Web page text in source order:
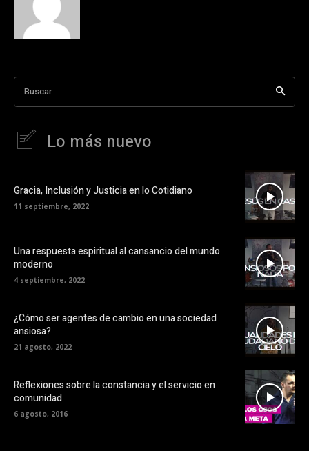
Buscar
Lo más nuevo
Gracia, Inclusión y Justicia en lo Cotidiano
11 septiembre, 2022
Una respuesta espiritual al cansancio del mundo
moderno
4 septiembre, 2022
¿Cómo ser agentes de cambio en una sociedad
ansiosa?
21 agosto, 2022
Reflexiones sobre la constancia y el servicio en
comunidad
6 agosto, 2016